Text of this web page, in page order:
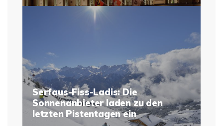
Serfaus-Fiss-Ladis: Die
Sonnenanbieter laden zu den
letzten Pistentagen ein